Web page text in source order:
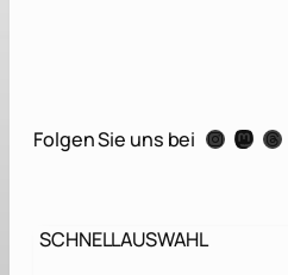
–
S
Folgen Sie uns bei Instagram Mastodon Threads
SCHNELLAUSWAHL